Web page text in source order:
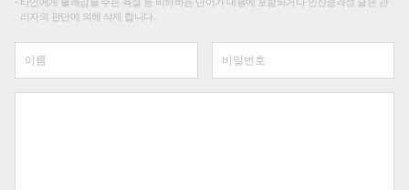
리자의 판단에 의해 삭제 합니다.